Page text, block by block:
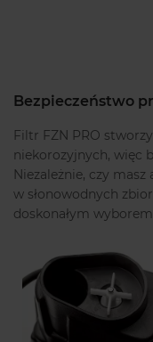
Bezpieczeństwo
Filtr FZN PRO
niekorozyjnych, więc
Niezależnie, czy
w słonowodnych
doskonałym